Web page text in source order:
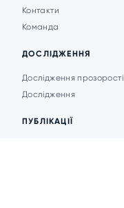
Контакти
Команда
ДОСЛІДЖЕННЯ
Дослідження прозорості
Дослідження
ПУБЛІКАЦІЇ